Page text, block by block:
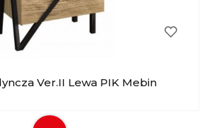
Ver.II Lewa PIK Mebin